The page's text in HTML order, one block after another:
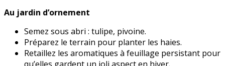
Au jardin d’ornement
Semez sous abri : tulipe, pivoine.
Préparez le terrain pour planter les haies.
Retaillez les aromatiques à feuillage persistant pour